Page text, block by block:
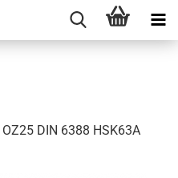
DIN 6388 HSK63A